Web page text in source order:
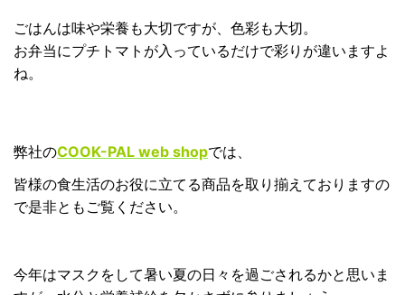
ごはんは味や栄養も大切ですが、色彩も大切。
お弁当にプチトマトが入っているだけで彩りが違いますよ
ね。
弊社のCOOK-PAL web shopでは、
皆様の食生活のお役に立てる商品を取り揃えておりますの
で是非ともご覧ください。
今年はマスクをして暑い夏の日々を過ごされるかと思いま